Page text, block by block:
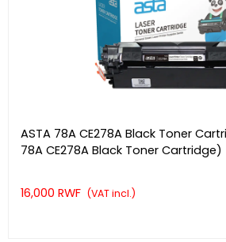
ASTA 78A CE278A Black Toner
78A CE278A Black Toner Cartridge)
16,000 RWF (VAT incl.)